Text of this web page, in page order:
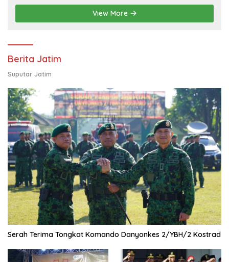
Pendampingan Usaha
View More
Berita Jatim
Suputar Jatim
Serah Terima Tongkat Komando Danyonkes 2/YBH/2 Kostrad